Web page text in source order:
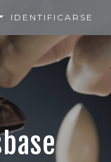
IDENTIFICARSE